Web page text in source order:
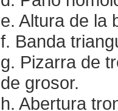
e. Altura de la
f. Banda
g. Pizarra de
de grosor.
h. Abertura